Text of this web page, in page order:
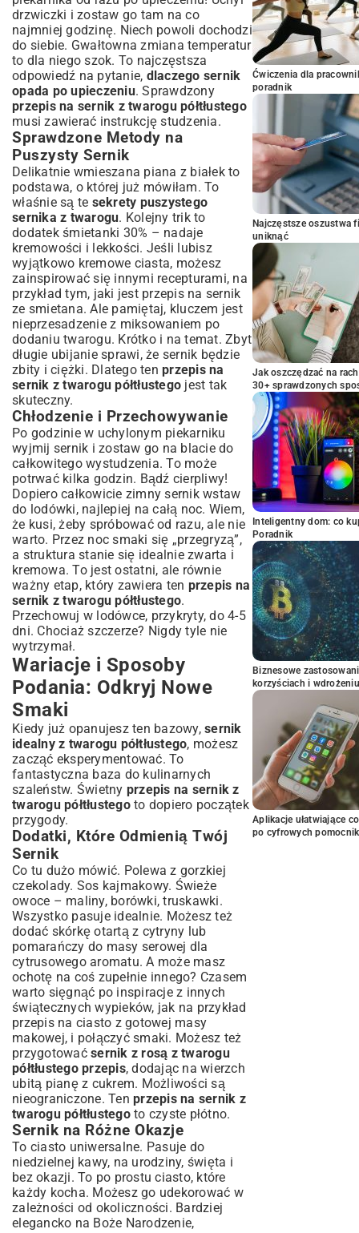
drzwiczki i zostaw go tam na co
najmniej godzinę. Niech powoli dochodzi
do siebie. Gwałtowna zmiana temperatur
to dla niego szok. To najczęstsza
odpowiedź na pytanie, dlaczego sernik
opada po upieczeniu. Sprawdzony
przepis na sernik z twarogu półtłustego
musi zawierać instrukcję studzenia.
Sprawdzone Metody na
Puszysty Sernik
Delikatnie wmieszana piana z białek to
podstawa, o której już mówiłam. To
właśnie są te sekrety puszystego
sernika z twarogu. Kolejny trik to
dodatek śmietanki 30% – nadaje
kremowości i lekkości. Jeśli lubisz
wyjątkowo kremowe ciasta, możesz
zainspirować się innymi recepturami, na
przykład tym, jaki jest przepis na sernik
ze smietana. Ale pamiętaj, kluczem jest
nieprzesadzenie z miksowaniem po
dodaniu twarogu. Krótko i na temat. Zbyt
długie ubijanie sprawi, że sernik będzie
zbity i ciężki. Dlatego ten przepis na
sernik z twarogu półtłustego jest tak
skuteczny.
Chłodzenie i Przechowywanie
Po godzinie w uchylonym piekarniku
wyjmij sernik i zostaw go na blacie do
całkowitego wystudzenia. To może
potrwać kilka godzin. Bądź cierpliwy!
Dopiero całkowicie zimny sernik wstaw
do lodówki, najlepiej na całą noc. Wiem,
że kusi, żeby spróbować od razu, ale nie
warto. Przez noc smaki się „przegryzą”,
a struktura stanie się idealnie zwarta i
kremowa. To jest ostatni, ale równie
ważny etap, który zawiera ten przepis na
sernik z twarogu półtłustego.
Przechowuj w lodówce, przykryty, do 4-5
dni. Chociaż szczerze? Nigdy tyle nie
wytrzymał.
Wariacje i Sposoby
Podania: Odkryj Nowe
Smaki
Kiedy już opanujesz ten bazowy, sernik
idealny z twarogu półtłustego, możesz
zacząć eksperymentować. To
fantastyczna baza do kulinarnych
szaleństw. Świetny przepis na sernik z
twarogu półtłustegoto dopiero początek
przygody.
Dodatki, Które Odmienią Twój
Sernik
Co tu dużo mówić. Polewa z gorzkiej
czekolady. Sos kajmakowy. Świeże
owoce – maliny, borówki, truskawki.
Wszystko pasuje idealnie. Możesz też
dodać skórkę otartą z cytryny lub
pomarańczy do masy serowej dla
cytrusowego aromatu. A może masz
ochotę na coś zupełnie innego? Czasem
warto sięgnąć po inspiracje z innych
świątecznych wypieków, jak na przykład
przepis na ciasto z gotowej masy
makowej, i połączyć smaki. Możesz też
przygotować sernik z rosą z twarogu
półtłustego przepis, dodając na wierzch
ubitą pianę z cukrem. Możliwości są
nieograniczone. Ten przepis na sernik z
twarogu półtłustegoto czyste płótno.
Sernik na Różne Okazje
To ciasto uniwersalne. Pasuje do
niedzielnej kawy, na urodziny, święta i
bez okazji. To po prostu ciasto, które
każdy kocha. Możesz go udekorować w
zależności od okoliczności. Bardziej
elegancko na Boże Narodzenie,
Ćwiczenia dla
poradnik
Najczęstsze oszustwa
uniknąć
Jak oszczędzać na
30+ sprawdzonych
Inteligentny dom: co
Poradnik
Biznesowe
korzyściach i wdrożeniu
Aplikacje ułatwiające
po cyfrowych